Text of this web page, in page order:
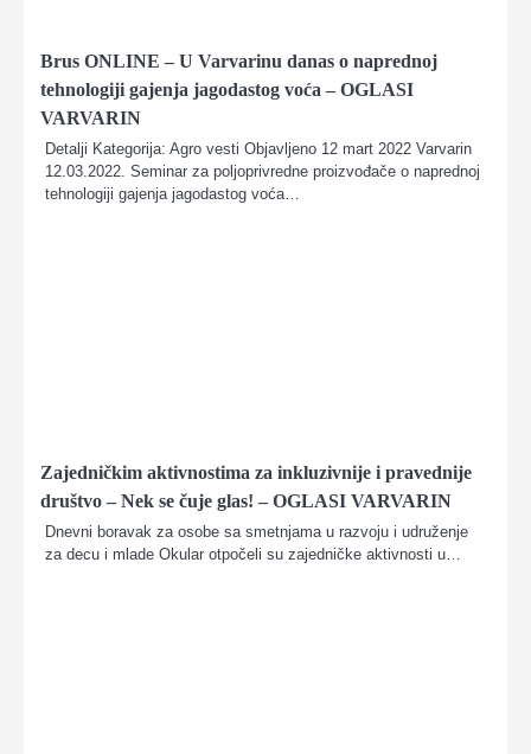
Brus ONLINE – U Varvarinu danas o naprednoj
tehnologiji gajenja jagodastog voća – OGLASI
VARVARIN
Detalji Kategorija: Agro vesti Objavljeno 12 mart 2022 Varvarin
12.03.2022. Seminar za poljoprivredne proizvođače o naprednoj
tehnologiji gajenja jagodastog voća…
Zajedničkim aktivnostima za inkluzivnije i pravednije
društvo – Nek se čuje glas! – OGLASI VARVARIN
Dnevni boravak za osobe sa smetnjama u razvoju i udruženje
za decu i mlade Okular otpočeli su zajedničke aktivnosti u…